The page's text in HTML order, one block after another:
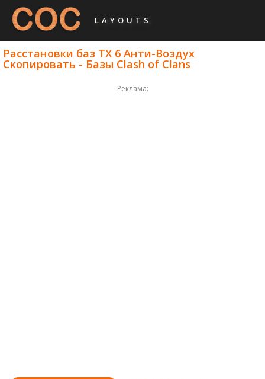
LAYOUTS
Расстановки баз ТХ 6 Анти-Воздух
Скопировать - Базы Clash of Clans
Реклама: